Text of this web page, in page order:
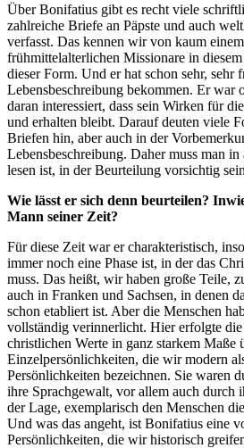
Über Bonifatius gibt es recht viele
zahlreiche Briefe an Päpste und auch
verfasst. Das kennen wir von kaum
frühmittelalterlichen Missionare in
dieser Form. Und er hat schon sehr, sehr
Lebensbeschreibung bekommen. Er war
daran interessiert, dass sein Wirken für
und erhalten bleibt. Darauf deuten viele
Briefen hin, aber auch in der
Lebensbeschreibung. Daher muss man
lesen ist, in der Beurteilung vorsichtig
Wie lässt er sich denn beurteilen?
Mann seiner Zeit?
Für diese Zeit war er charakteristisch,
immer noch eine Phase ist, in der das
muss. Das heißt, wir haben große Teile,
auch in Franken und Sachsen, in denen
schon etabliert ist. Aber die Menschen
vollständig verinnerlicht. Hier erfolgte
christlichen Werte in ganz starkem Maße
Einzelpersönlichkeiten, die wir modern
Persönlichkeiten bezeichnen. Sie waren
ihre Sprachgewalt, vor allem auch durch
der Lage, exemplarisch den Menschen
Und was das angeht, ist Bonifatius eine
Persönlichkeiten, die wir historisch